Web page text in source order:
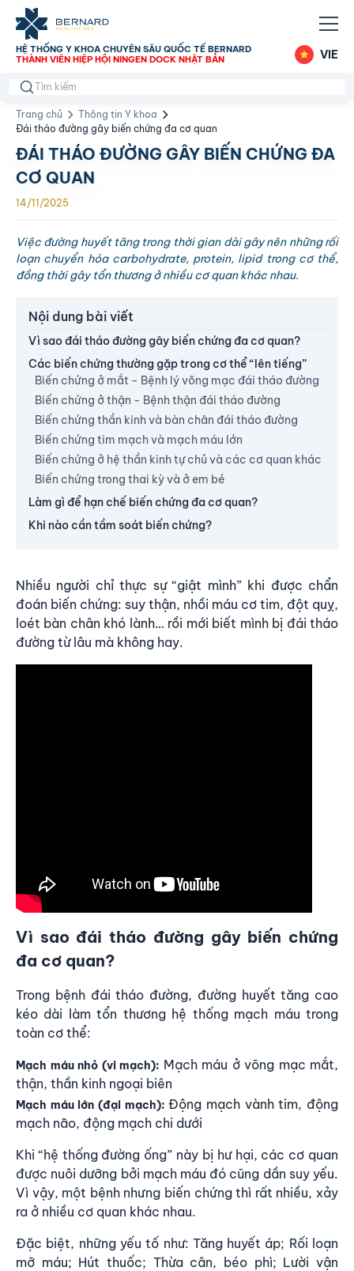
HỆ THỐNG Y KHOA CHUYÊN SÂU QUỐC TẾ BERNARD
THÀNH VIÊN HIỆP HỘI NINGEN DOCK NHẬT BẢN
VIE
Trang chủ
Thông tin Y khoa
Đái tháo đường gây biến chứng đa cơ quan
ĐÁI THÁO ĐƯỜNG GÂY BIẾN CHỨNG ĐA
CƠ QUAN
14/11/2025
Việc đường huyết tăng trong thời gian dài gây nên những rối
loạn chuyển hóa carbohydrate, protein, lipid trong cơ thể,
đồng thời gây tổn thương ở nhiều cơ quan khác nhau.
Nội dung bài viết
Vì sao đái tháo đường gây biến chứng đa cơ quan?
Các biến chứng thường gặp trong cơ thể “lên tiếng”
Biến chứng ở mắt - Bệnh lý võng mạc đái tháo đường
Biến chứng ở thận - Bệnh thận đái tháo đường
Biến chứng thần kinh và bàn chân đái tháo đường
Biến chứng tim mạch và mạch máu lớn
Biến chứng ở hệ thần kinh tự chủ và các cơ quan khác
Biến chứng trong thai kỳ và ở em bé
Làm gì để hạn chế biến chứng đa cơ quan?
Khi nào cần tầm soát biến chứng?
Nhiều người chỉ thực sự “giật mình” khi được chẩn
đoán biến chứng: suy thận, nhồi máu cơ tim, đột quỵ,
loét bàn chân khó lành… rồi mới biết mình bị đái tháo
đường từ lâu mà không hay.
Vì sao đái tháo đường gây biến chứng
đa cơ quan?
Trong bệnh đái tháo đường, đường huyết tăng cao
kéo dài làm tổn thương hệ thống mạch máu trong
toàn cơ thể:
Mạch máu nhỏ (vi mạch): Mạch máu ở võng mạc mắt,
thận, thần kinh ngoại biên
Mạch máu lớn (đại mạch):Động mạch vành tim, động
mạch não, động mạch chi dưới
Khi “hệ thống đường ống” này bị hư hại, các cơ quan
được nuôi dưỡng bởi mạch máu đó cũng dần suy yếu.
Vì vậy, một bệnh nhưng biến chứng thì rất nhiều, xảy
ra ở nhiều cơ quan khác nhau.
Đặc biệt, những yếu tố như: Tăng huyết áp; Rối loạn
mỡ máu; Hút thuốc; Thừa cân, béo phì; Lười vận